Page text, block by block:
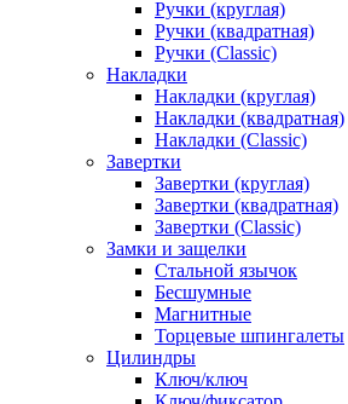
Ручки (круглая)
Ручки (квадратная)
Ручки (Classic)
Накладки
Накладки (круглая)
Накладки (квадратная)
Накладки (Classic)
Завертки
Завертки (круглая)
Завертки (квадратная)
Завертки (Classic)
Замки и защелки
Стальной язычок
Бесшумные
Магнитные
Торцевые шпингалеты
Цилиндры
Ключ/ключ